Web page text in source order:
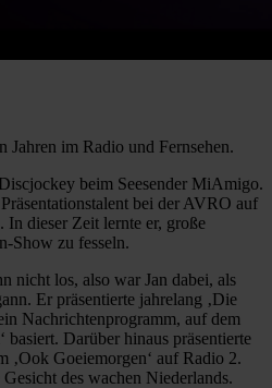
Jahren im Radio und Fernsehen.
beim Seesender MiAmigo.
bei der AVRO auf
dieser Zeit lernte er, große
Show zu fesseln.
nicht los, also war Jan dabei, als
Er präsentierte jahrelang ‚Die
Nachrichtenprogramm, auf dem
basiert. Darüber hinaus präsentierte
‚Ook Goeiemorgen‘ auf Radio 2.
des wachen Niederlands.